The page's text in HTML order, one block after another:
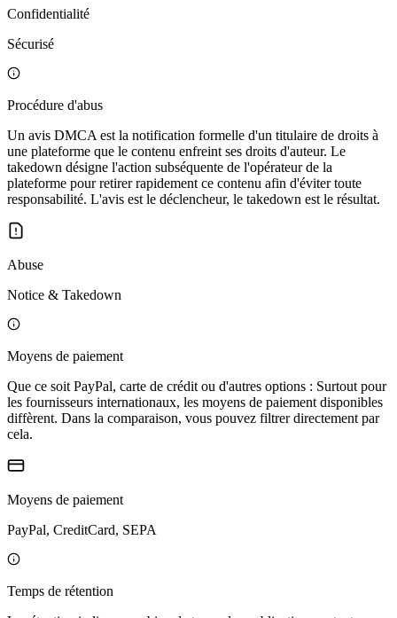
Confidentialité
Sécurisé
Procédure d'abus
Un avis DMCA est la notification formelle d'un titulaire de droits à
une plateforme que le contenu enfreint ses droits d'auteur. Le
takedown désigne l'action subséquente de l'opérateur de la
plateforme pour retirer rapidement ce contenu afin d'éviter toute
responsabilité. L'avis est le déclencheur, le takedown est le résultat.
Abuse
Notice & Takedown
Moyens de paiement
Que ce soit PayPal, carte de crédit ou d'autres options : Surtout pour
les fournisseurs internationaux, les moyens de paiement disponibles
diffèrent. Dans la comparaison, vous pouvez filtrer directement par
cela.
Moyens de paiement
PayPal, CreditCard, SEPA
Temps de rétention